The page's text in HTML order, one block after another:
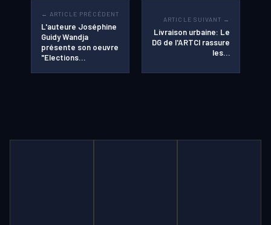
← ARTICLE PRÉCÉDENT
L'auteure Joséphine
Guidy Wandja
présente son oeuvre
"Elections…
ARTICLE SUIVANT →
Livraison urbaine: Le
DG de l'ARTCI rassure
les…